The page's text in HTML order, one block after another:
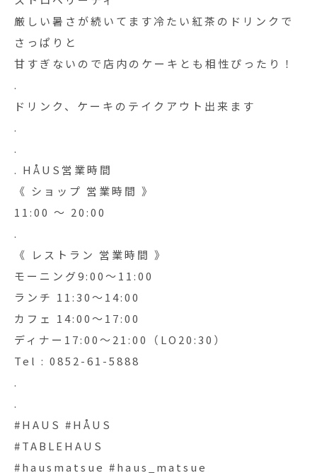
厳しい暑さが続いてます冷たい紅茶のドリンクで
さっぱりと
甘すぎないので店内のケーキとも相性ぴったり！
.
ドリンク、ケーキのテイクアウト出来ます
.
.
. HÅUS営業時間
《 ショップ 営業時間 》
11:00 〜 20:00
.
《 レストラン 営業時間 》
モーニング9:00〜11:00
ランチ 11:30〜14:00
カフェ 14:00〜17:00
ディナー17:00〜21:00（LO20:30）
Tel : 0852-61-5888
.
.
#HAUS #HÅUS
#TABLEHAUS
#hausmatsue #haus_matsue